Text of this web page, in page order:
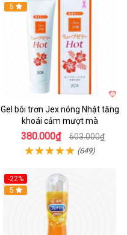
5
Gel bôi trơn Jex nóng Nhật tăng
khoái cảm mượt mà
380.000₫ 603.000₫
(649)
-22%
5